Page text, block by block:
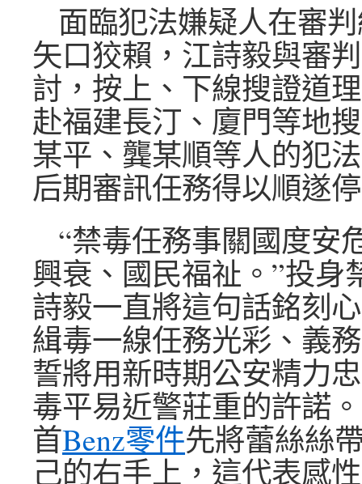
面臨犯法嫌疑人在審
矢口狡賴，江詩毅與審
討，按上、下線搜證道
赴福建長汀、廈門等地
某平、龔某順等人的犯
后期審訊任務得以順遂
“禁毒任務事關國度安
興衰、國民福祉。”投身
詩毅一直將這句話銘刻
緝毒一線任務光彩、義
誓將用新時期公安精力
毒平易近警莊重的許諾
首Benz零件先將蕾絲絲
己的右手上，這代表感